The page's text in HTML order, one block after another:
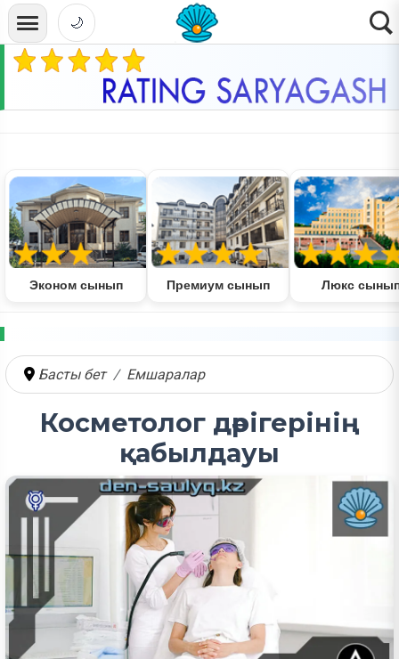
Эконом сынып Премиум сынып Люкс
Басты бет Емшаралар
Косметолог дәрігерінің
қабылдауы
🌙